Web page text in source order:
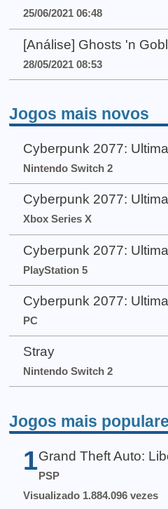
25/06/2021 06:48
[Análise] Ghosts 'n
28/05/2021 08:53
Jogos mais novos
Cyberpunk 2077:
Nintendo Switch 2
Cyberpunk 2077:
Xbox Series X
Cyberpunk 2077:
PlayStation 5
Cyberpunk 2077:
PC
Stray
Nintendo Switch 2
Jogos mais
1 Grand Theft Auto:
PSP
Visualizado 1.884.096 vezes